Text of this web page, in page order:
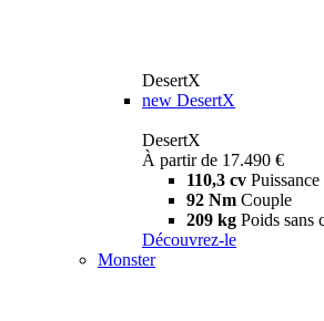
DesertX
new DesertX
DesertX
À partir de 17.490 €
110,3 cv Puissance
92 Nm Couple
209 kg Poids sans
Découvrez-le
Monster